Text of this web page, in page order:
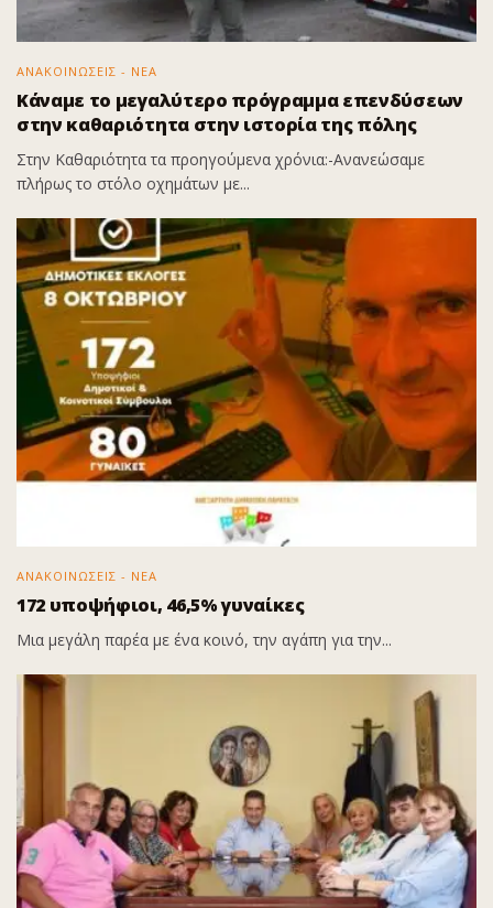
ΑΝΑΚΟΙΝΩΣΕΙΣ - ΝΕΑ
Κάναμε το μεγαλύτερο πρόγραμμα επενδύσεων
στην καθαριότητα στην ιστορία της πόλης
Στην Καθαριότητα τα προηγούμενα χρόνια:-Ανανεώσαμε
πλήρως το στόλο οχημάτων με...
ΑΝΑΚΟΙΝΩΣΕΙΣ - ΝΕΑ
172 υποψήφιοι, 46,5% γυναίκες
Μια μεγάλη παρέα με ένα κοινό, την αγάπη για την...